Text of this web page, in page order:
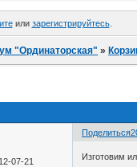
или зарегистрируйтесь.
"Ординаторская" »
Поделиться
07-21
Изготовим